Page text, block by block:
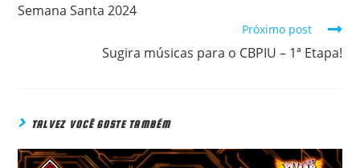
ARTICLES
Semana Santa 2024
Próximo post
Sugira músicas para o CBPIU – 1ª Etapa!
TALVEZ VOCÊ GOSTE TAMBÉM